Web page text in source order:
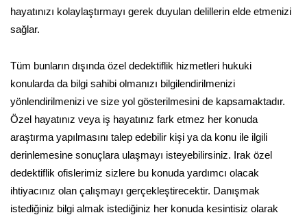
hayatınızı kolaylaştırmayı gerek duyulan delillerin elde etmenizi
sağlar.
Tüm bunların dışında özel dedektiflik hizmetleri hukuki
konularda da bilgi sahibi olmanızı bilgilendirilmenizi
yönlendirilmenizi ve size yol gösterilmesini de kapsamaktadır.
Özel hayatınız veya iş hayatınız fark etmez her konuda
araştırma yapılmasını talep edebilir kişi ya da konu ile ilgili
derinlemesine sonuçlara ulaşmayı isteyebilirsiniz. Irak özel
dedektiflik ofislerimiz sizlere bu konuda yardımcı olacak
ihtiyacınız olan çalışmayı gerçekleştirecektir. Danışmak
istediğiniz bilgi almak istediğiniz her konuda kesintisiz olarak